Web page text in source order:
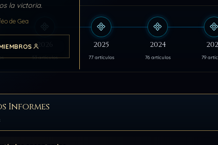
la victoria.
de Gea
2026
53 artículos
2025
77 artículos
2024
76 artículos 79
Informes